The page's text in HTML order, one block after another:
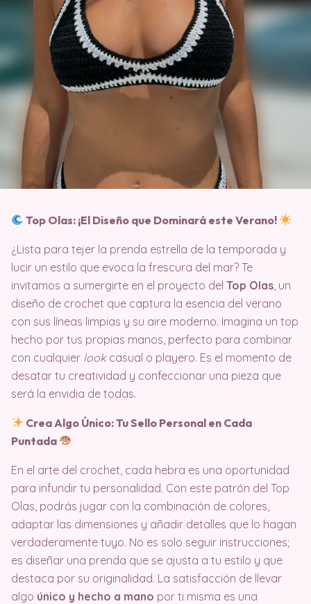
Top Olas: ¡El Diseño que Dominará este Verano!
¿Lista para tejer la prenda estrella de la temporada y
lucir un estilo que evoca la frescura del mar? Te
invitamos a sumergirte en el proyecto del Top Olas , un
diseño de crochet que captura la esencia del verano
con sus líneas limpias y su aire moderno. Imagina un top
hecho por tus propias manos, perfecto para combinar
con cualquier lookcasual o playero. Es el momento de
desatar tu creatividad y confeccionar una pieza que
será la envidia de todas.
Crea Algo Único: Tu Sello Personal en Cada
Puntada
En el arte del crochet, cada hebra es una oportunidad
para infundir tu personalidad. Con este patrón del Top
Olas, podrás jugar con la combinación de colores,
adaptar las dimensiones y añadir detalles que lo hagan
verdaderamente tuyo. No es solo seguir instrucciones;
es diseñar una prenda que se ajusta a tu estilo y que
destaca por su originalidad. La satisfacción de llevar
algo único y hecho a mano por ti misma es una